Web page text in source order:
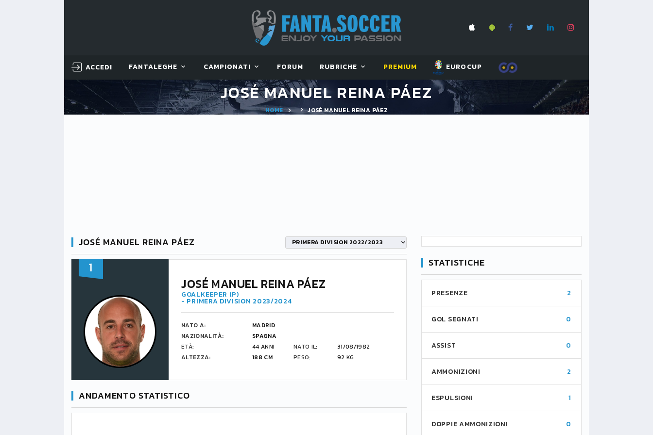
ACCEDI FANTALEGHE CAMPIONATI FORUM RUBRICHE PREMIUM EUROCUP
JOSÉ MANUEL REINA PÁEZ
HOME JOSÉ MANUEL REINA PÁEZ
JOSÉ MANUEL REINA PÁEZ PRIMERA DIVISION 2022/2023
1
JOSÉ MANUEL REINA PÁEZ
GOALKEEPER (P)
- PRIMERA DIVISION 2023/2024
NATO A:
MADRID
NAZIONALITÀ:
SPAGNA
ETÀ:
44 ANNI NATO IL:
31/08/1982
ALTEZZA:
188 CM PESO: 92 KG
ANDAMENTO STATISTICO
STATISTICHE
PRESENZE 2
GOL SEGNATI 0
ASSIST 0
AMMONIZIONI 2
ESPULSIONI 1
DOPPIE AMMONIZIONI 0